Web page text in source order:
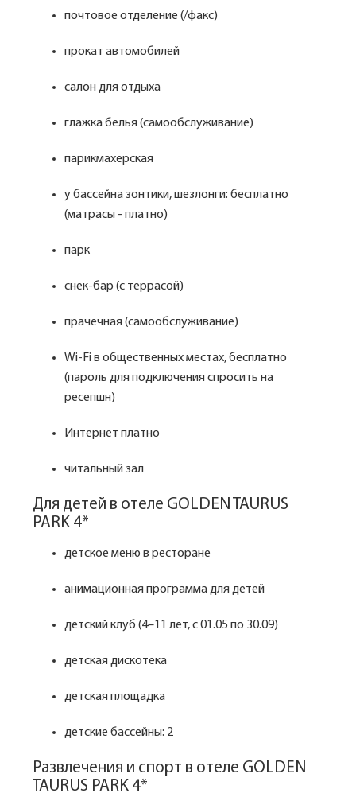
почтовое отделение (/факс)
прокат автомобилей
салон для отдыха
глажка белья (самообслуживание)
парикмахерская
у бассейна зонтики, шезлонги: бесплатно
(матрасы - платно)
парк
снек-бар (с террасой)
прачечная (самообслуживание)
Wi-Fi в общественных местах, бесплатно
(пароль для подключения спросить на
ресепшн)
Интернет платно
читальный зал
Для детей в отеле GOLDEN TAURUS
PARK 4*
детское меню в ресторане
анимационная программа для детей
детский клуб (4–11 лет, с 01.05 по 30.09)
детская дискотека
детская площадка
детские бассейны: 2
Развлечения и спорт в отеле GOLDEN
TAURUS PARK 4*